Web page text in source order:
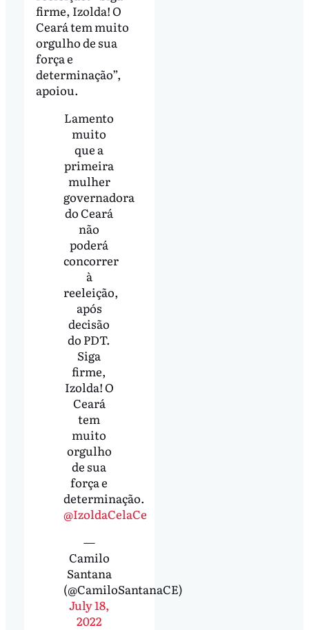
firme, Izolda! O
Ceará tem muito
orgulho de sua
força e
determinação”,
apoiou.
Lamento
muito
que a
primeira
mulher
governadora
do Ceará
não
poderá
concorrer
à
reeleição,
após
decisão
do PDT.
Siga
firme,
Izolda! O
Ceará
tem
muito
orgulho
de sua
força e
determinação.
@IzoldaCelaCe
—
Camilo
Santana
(@CamiloSantanaCE)
July 18,
2022